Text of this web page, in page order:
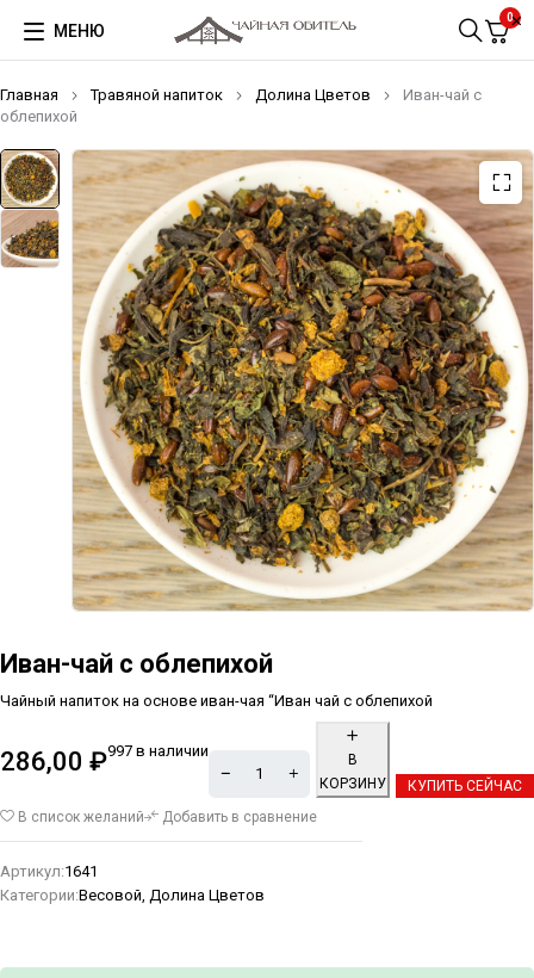
МЕНЮ
0
Главная Травяной напиток Долина Цветов
Иван-чай с
облепихой
Иван-чай с облепихой
Чайный напиток на основе иван-чая “Иван чай с облепихой
286,00 ₽997 в наличии
В
КОРЗИНУ
КУПИТЬ СЕЙЧАС
В список желаний Добавить в сравнение
Артикул:1641
Категории:Весовой, Долина Цветов